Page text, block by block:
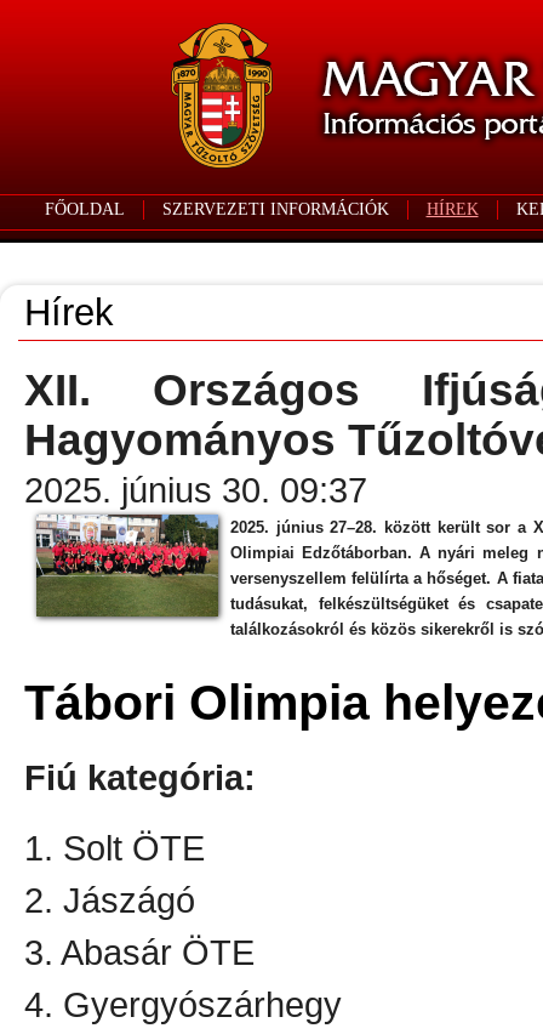
FŐOLDAL SZERVEZETI INFORMÁCIÓK HÍREK
Hírek
XII. Országos
Hagyományos
2025. június 30. 09:37
2025. június 27–28. között került sor a
Olimpiai Edzőtáborban. A nyári meleg
versenyszellem felülírta a hőséget. A
tudásukat, felkészültségüket és
találkozásokról és közös sikerekről is
Tábori Olimpia
Fiú kategória:
1. Solt ÖTE
2. Jászágó
3. Abasár ÖTE
4. Gyergyószárhegy